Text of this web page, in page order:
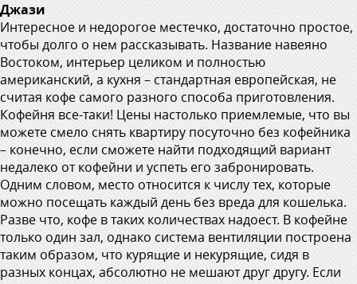
Джази
Интересное и недорогое местечко, достаточно простое,
чтобы долго о нем рассказывать. Название навеяно
Востоком, интерьер целиком и полностью
американский, а кухня – стандартная европейская, не
считая кофе самого разного способа приготовления.
Кофейня все-таки! Цены настолько приемлемые, что вы
можете смело снять квартиру посуточно без кофейника
– конечно, если сможете найти подходящий вариант
недалеко от кофейни и успеть его забронировать.
Одним словом, место относится к числу тех, которые
можно посещать каждый день без вреда для кошелька.
Разве что, кофе в таких количествах надоест. В кофейне
только один зал, однако система вентиляции построена
таким образом, что курящие и некурящие, сидя в
разных концах, абсолютно не мешают друг другу. Если